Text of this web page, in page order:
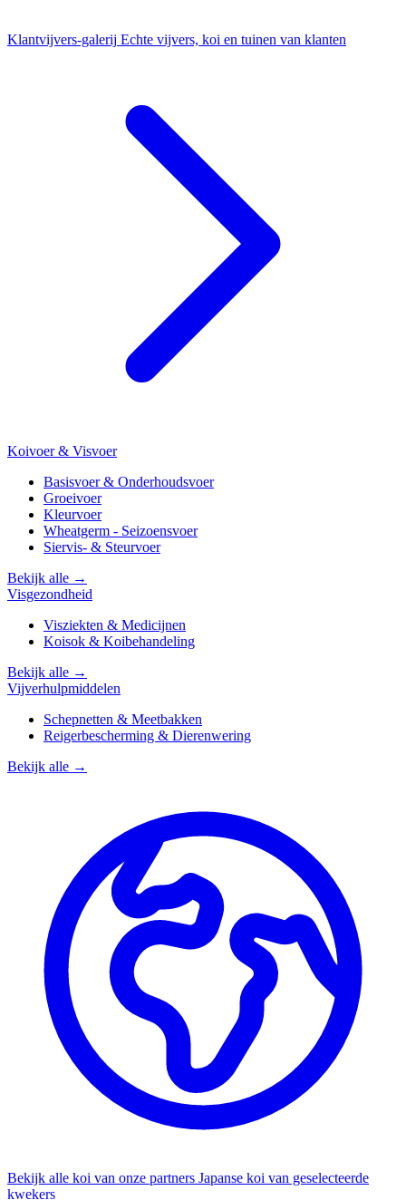
Klantvijvers-galerij Echte vijvers, koi en tuinen van klanten
Koivoer & Visvoer
Basisvoer & Onderhoudsvoer
Groeivoer
Kleurvoer
Wheatgerm - Seizoensvoer
Siervis- & Steurvoer
Bekijk alle →
Visgezondheid
Visziekten & Medicijnen
Koisok & Koibehandeling
Bekijk alle →
Vijverhulpmiddelen
Schepnetten & Meetbakken
Reigerbescherming & Dierenwering
Bekijk alle →
Bekijk alle koi van onze partners Japanse koi van geselecteerde
kwekers